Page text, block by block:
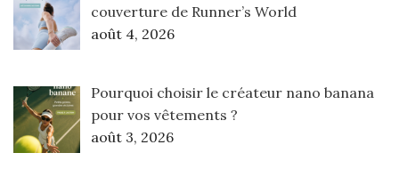
couverture de Runner’s World
août 4, 2026
Pourquoi choisir le créateur nano banana
pour vos vêtements ?
août 3, 2026